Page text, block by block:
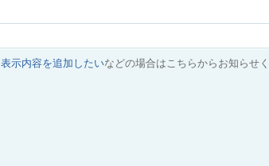
表示内容を追加したいなどの場合はこちらからお知らせ